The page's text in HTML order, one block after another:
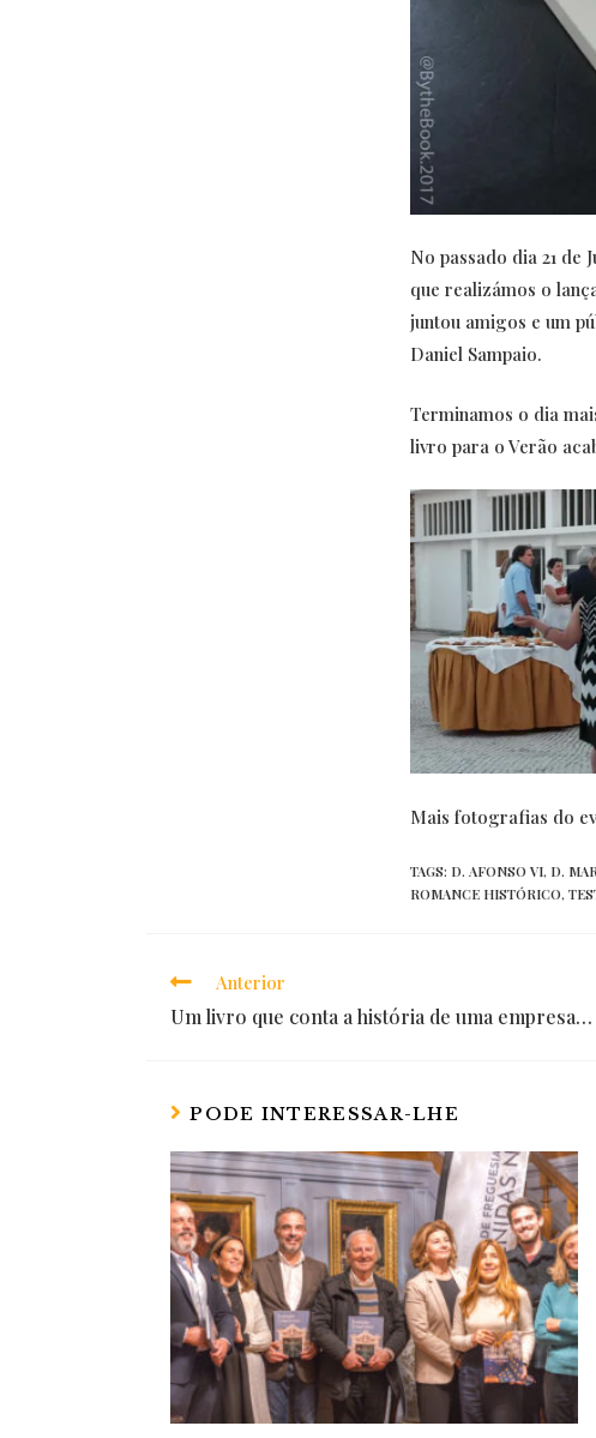
No passado dia 21 de
que realizámos o
juntou amigos e um
Daniel Sampaio.
Terminamos o dia
livro para o Verão
Mais fotografias do
TAGS: D. AFONSO VI, D.
ROMANCE HISTÓRICO,
Read
more
Anterior
Um livro que conta a história de uma empresa…
PODE INTERESSAR-LHE